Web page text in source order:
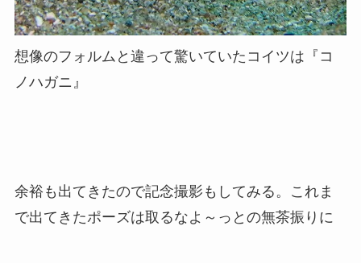
想像のフォルムと違って驚いていたコイツは『コ
ノハガニ』
余裕も出てきたので記念撮影もしてみる。これま
で出てきたポーズは取るなよ～っとの無茶振りに